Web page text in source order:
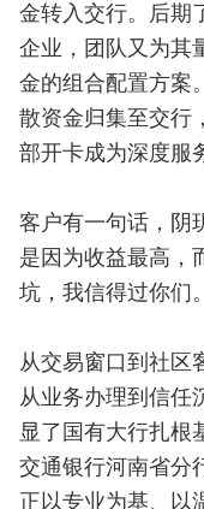
金转入交行。后期
企业，团队又为其
金的组合配置方案
散资金归集至交行
部开卡成为深度服
客户有一句话，阴
是因为收益最高，
坑，我信得过你们
从交易窗口到社区
从业务办理到信任
显了国有大行扎根
交通银行河南省分
正以专业为基、以